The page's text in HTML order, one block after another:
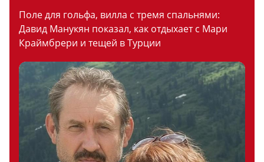
Поле для гольфа, вилла с тремя спальнями:
Давид Манукян показал, как отдыхает с Мари
Краймбрери и тещей в Турции